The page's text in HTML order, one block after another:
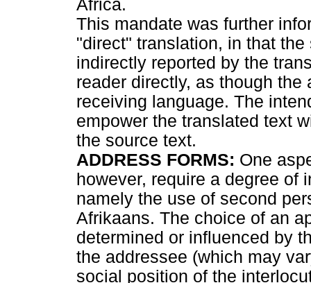
Africa.
This mandate was further
"direct" translation, in that
indirectly reported by the
reader directly, as though
receiving language. The
empower the translated text
the source text.
ADDRESS FORMS: One
however, require a degree of
namely the use of second
Afrikaans. The choice of an
determined or influenced by
the addressee (which may
social position of the